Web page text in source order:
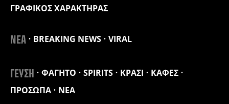
ΓΡΑΦΙΚΟΣ ΧΑΡΑΚΤΗΡΑΣ
ΝΕΑ BREAKING NEWS VIRAL
ΓΕΥΣΗ ΦΑΓΗΤΟ SPIRITS ΚΡΑΣΙ
ΚΑΦΕΣ
ΠΡΟΣΩΠΑ
ΝΕΑ